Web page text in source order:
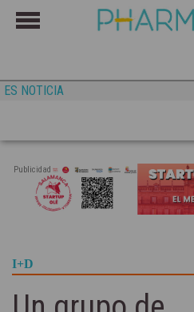
ES NOTICIA
Publicidad
I+D